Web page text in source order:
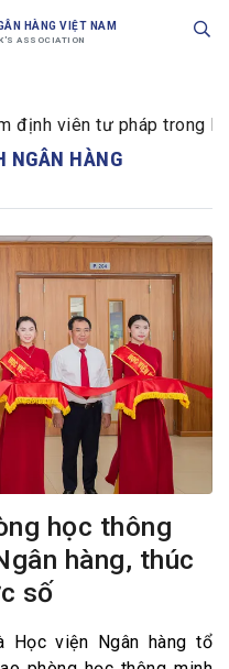
HÀNG VIỆT NAM
ASSOCIATION
định viên tư pháp trong
NGÂN HÀNG
học thông
hàng, thúc
số
Học viện Ngân hàng tổ